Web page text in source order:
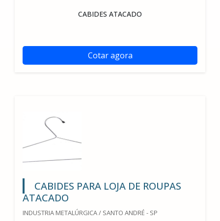
CABIDES ATACADO
Cotar agora
CABIDES PARA LOJA DE ROUPAS
ATACADO
INDUSTRIA METALÚRGICA / SANTO ANDRÉ - SP